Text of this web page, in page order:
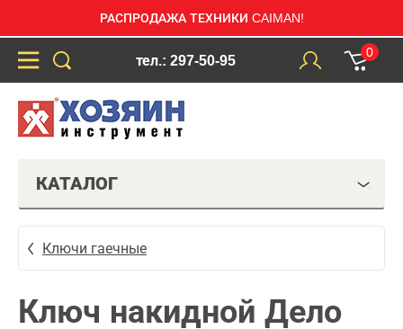
РАСПРОДАЖА ТЕХНИКИ CAIMAN!
тел.: 297-50-95
0
КАТАЛОГ
Ключи гаечные
Ключ накидной Дело